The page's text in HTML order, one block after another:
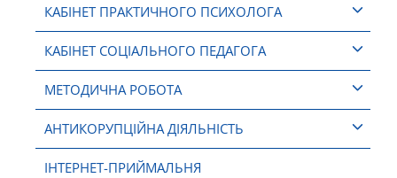
КАБІНЕТ ПРАКТИЧНОГО ПСИХОЛОГА
КАБІНЕТ СОЦІАЛЬНОГО ПЕДАГОГА
МЕТОДИЧНА РОБОТА
АНТИКОРУПЦІЙНА ДІЯЛЬНІСТЬ
ІНТЕРНЕТ-ПРИЙМАЛЬНЯ